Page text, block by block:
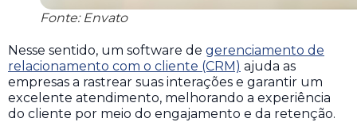
Fonte: Envato
Nesse sentido, um software de gerenciamento de
relacionamento com o cliente (CRM) ajuda as
empresas a rastrear suas interações e garantir um
excelente atendimento, melhorando a experiência
do cliente por meio do engajamento e da retenção.